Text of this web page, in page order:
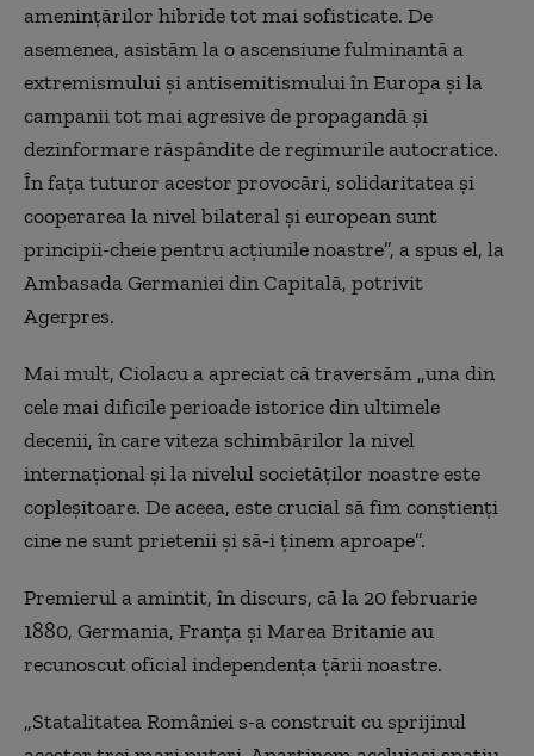
ameninţărilor hibride tot mai sofisticate. De
asemenea, asistăm la o ascensiune fulminantă a
extremismului şi antisemitismului în Europa şi la
campanii tot mai agresive de propagandă şi
dezinformare răspândite de regimurile autocratice.
În faţa tuturor acestor provocări, solidaritatea şi
cooperarea la nivel bilateral şi european sunt
principii-cheie pentru acţiunile noastre”, a spus el, la
Ambasada Germaniei din Capitală, potrivit
Agerpres.
Mai mult, Ciolacu a apreciat că traversăm „una din
cele mai dificile perioade istorice din ultimele
decenii, în care viteza schimbărilor la nivel
internaţional şi la nivelul societăţilor noastre este
copleşitoare. De aceea, este crucial să fim conştienţi
cine ne sunt prietenii şi să-i ţinem aproape”.
Premierul a amintit, în discurs, că la 20 februarie
1880, Germania, Franţa şi Marea Britanie au
recunoscut oficial independenţa ţării noastre.
„Statalitatea României s-a construit cu sprijinul